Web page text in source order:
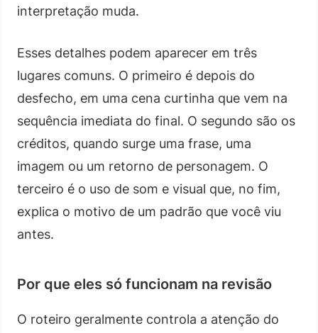
interpretação muda.
Esses detalhes podem aparecer em três
lugares comuns. O primeiro é depois do
desfecho, em uma cena curtinha que vem na
sequência imediata do final. O segundo são os
créditos, quando surge uma frase, uma
imagem ou um retorno de personagem. O
terceiro é o uso de som e visual que, no fim,
explica o motivo de um padrão que você viu
antes.
Por que eles só funcionam na revisão
O roteiro geralmente controla a atenção do